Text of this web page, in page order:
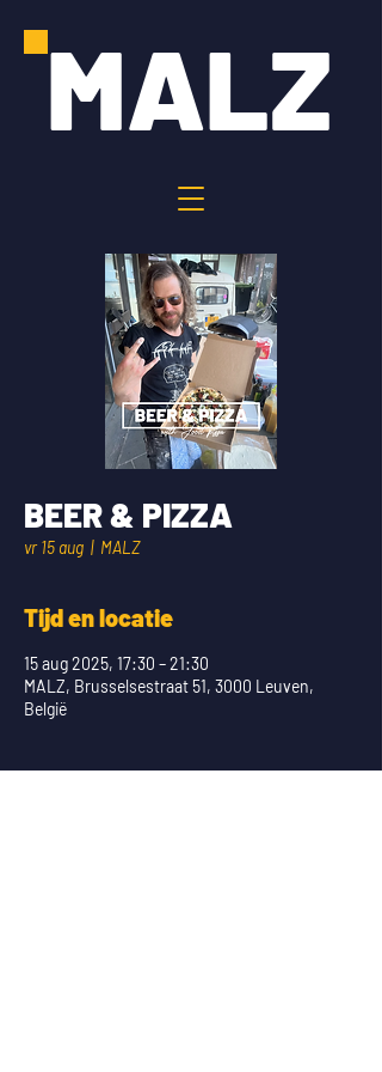
MALZ
BEER & PIZZA
vr 15 aug
  |
MALZ
Tijd en locatie
15 aug 2025, 17:30 – 21:30
MALZ, Brusselsestraat 51, 3000 Leuven,
België